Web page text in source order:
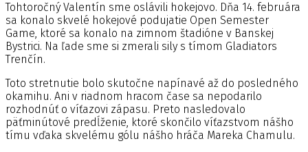
Tohtoročný Valentín sme oslávili hokejovo. Dňa 14. februára
sa konalo skvelé hokejové podujatie Open Semester
Game, ktoré sa konalo na zimnom štadióne v Banskej
Bystrici. Na ľade sme si zmerali sily s tímom Gladiators
Trenčín.
Toto stretnutie bolo skutočne napínavé až do posledného
okamihu. Ani v riadnom hracom čase sa nepodarilo
rozhodnúť o víťazovi zápasu. Preto nasledovalo
päťminútové predĺženie, ktoré skončilo víťazstvom nášho
tímu vďaka skvelému gólu nášho hráča Mareka Chamulu.